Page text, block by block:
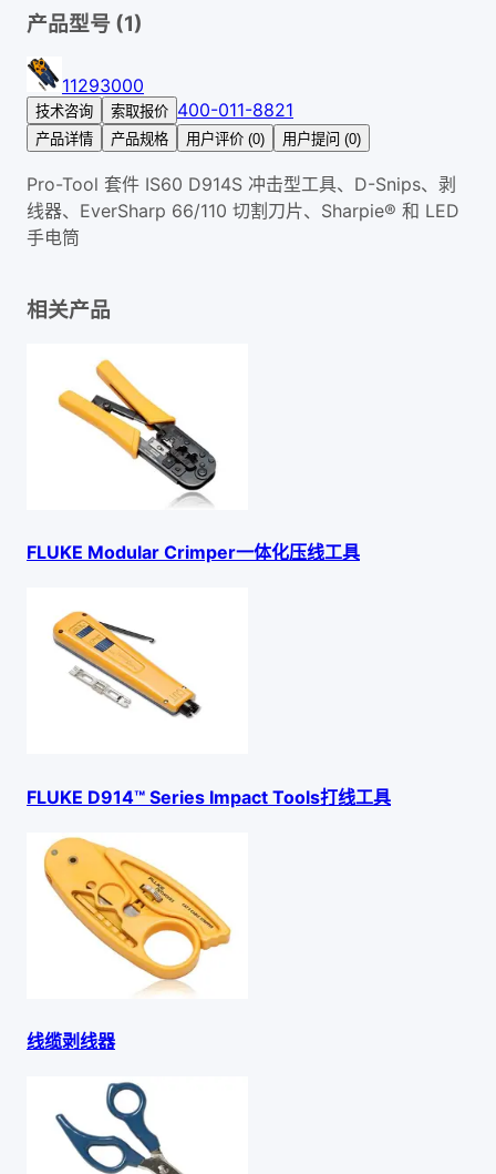
产品型号 (1)
11293000
技术咨询 索取报价 400-011-8821
产品详情 产品规格 用户评价 (0) 用户提问 (0)
Pro-Tool 套件 IS60 D914S 冲击型工具、D-Snips、剥
线器、EverSharp 66/110 切割刀片、Sharpie® 和 LED
手电筒
相关产品
FLUKE Modular Crimper一体化压线工具
FLUKE D914™ Series Impact Tools打线工具
线缆剥线器